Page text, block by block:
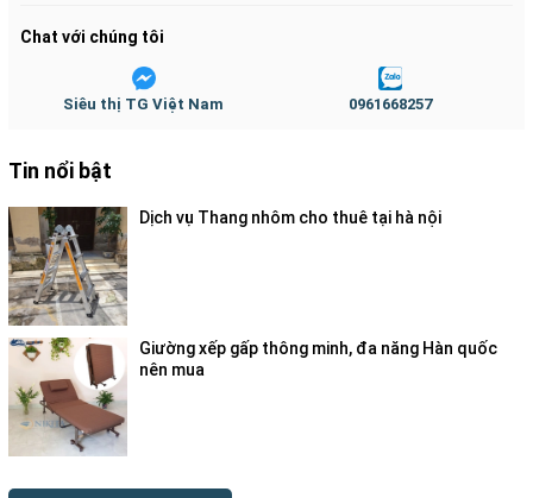
Chat với chúng tôi
Siêu thị TG Việt Nam 0961668257
Tin nổi bật
Dịch vụ Thang nhôm cho thuê tại hà nội
Giường xếp gấp thông minh, đa năng Hàn quốc
nên mua